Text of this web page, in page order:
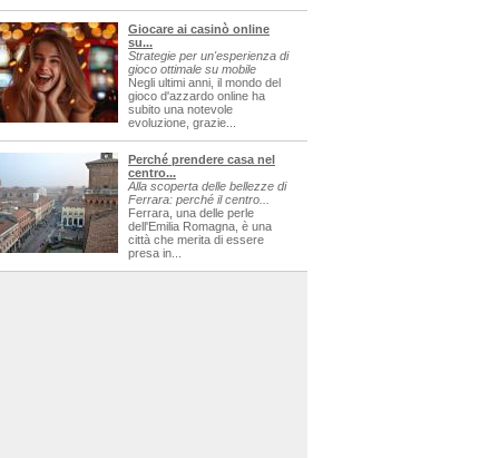
Giocare ai casinò online
su...
Strategie per un'esperienza di
gioco ottimale su mobile
Negli ultimi anni, il mondo del
gioco d'azzardo online ha
subito una notevole
evoluzione, grazie...
Perché prendere casa nel
centro...
Alla scoperta delle bellezze di
Ferrara: perché il centro...
Ferrara, una delle perle
dell'Emilia Romagna, è una
città che merita di essere
presa in...